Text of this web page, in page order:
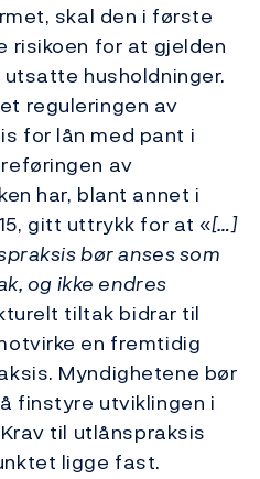
skal den i første
risikoen for at gjelden
husholdninger.
reguleringen av
for lån med pant i
av
har, blant annet i
gitt uttrykk for at «[…]
bør anses som
og ikke endres
tiltak bidrar til
en fremtidig
Myndighetene bør
finstyre utviklingen i
til utlånspraksis
ligge fast.